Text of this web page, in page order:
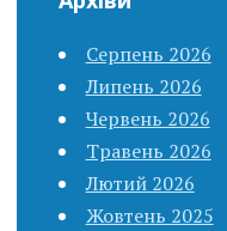
Серпень 2026
Липень 2026
Червень 2026
Травень 2026
Лютий 2026
Жовтень 2025